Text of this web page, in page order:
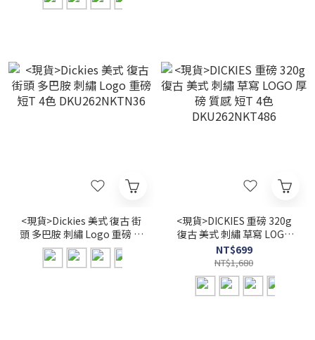
<現貨>Dickies 美式 復古 街
頭 多巴胺 刺繡 Logo 重磅 短
T 4色 DKU262NKTN36
<現貨>DICKIES 重磅 320g
復古 美式 刺繡 草寫 LOGO
厚磅 質感 短T 4色
DKU262NKT486
NT$699
NT$1,680